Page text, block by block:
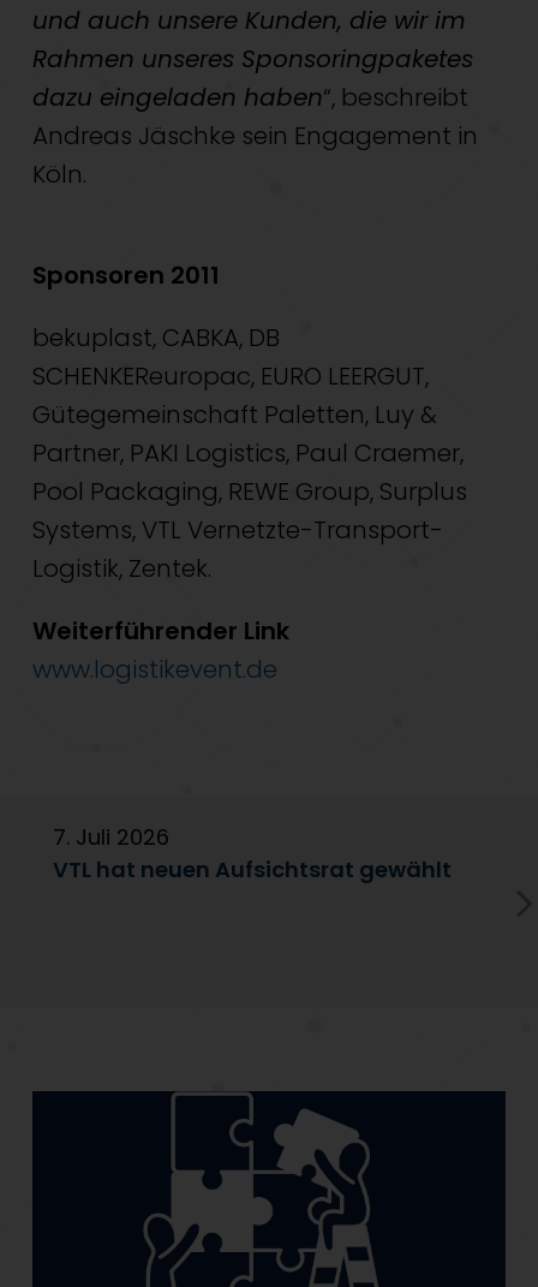
und auch unsere Kunden, die wir im
Rahmen unseres Sponsoringpaketes
dazu eingeladen haben“, beschreibt
Andreas Jäschke sein Engagement in
Köln.
Sponsoren 2011
bekuplast, CABKA, DB
SCHENKEReuropac, EURO LEERGUT,
Gütegemeinschaft Paletten, Luy &
Partner, PAKI Logistics, Paul Craemer,
Pool Packaging, REWE Group, Surplus
Systems, VTL Vernetzte-Transport-
Logistik, Zentek.
Weiterführender Link
www.logistikevent.de
7. Juli 2026
VTL hat neuen Aufsichtsrat gewählt